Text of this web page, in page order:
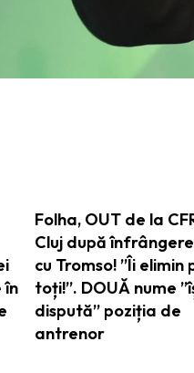
în
Folha, OUT de la
Cluj după
cu Tromso! ”Îi elimin
toți!”. DOUĂ nume
dispută” poziția de
antrenor